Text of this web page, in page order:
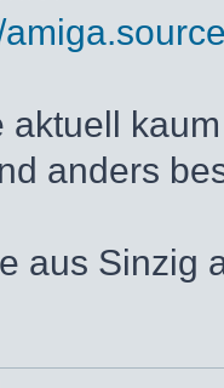
aktuell
anders
aus Sinzig